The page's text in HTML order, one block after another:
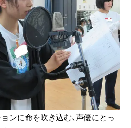
ンに命を吹き込む、声優にとっ